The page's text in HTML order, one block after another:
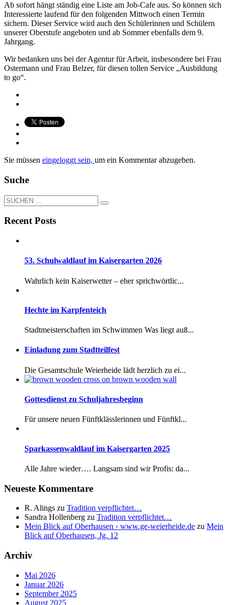
Ab sofort hängt ständig eine Liste am Job-Cafe aus. So können sich
Interessierte laufend für den folgenden Mittwoch einen Termin
sichern. Dieser Service wird auch den Schülerinnen und Schülern
unserer Oberstufe angeboten und ab Sommer ebenfalls dem 9.
Jahrgang.
Wir bedanken uns bei der Agentur für Arbeit, insbesondere bei Frau
Ostermann und Frau Belzer, für diesen tollen Service „Ausbildung
to go“.
Sie müssen eingeloggt sein, um ein Kommentar abzugeben.
Suche
Recent Posts
53. Schulwaldlauf im Kaisergarten 2026
Wahrlich kein Kaiserwetter – eher sprichwörtlic...
Hechte im Karpfenteich
Stadtmeisterschaften im Schwimmen Was liegt auß...
Einladung zum Stadtteilfest
Die Gesamtschule Weierheide lädt herzlich zu ei...
Gottesdienst zu Schuljahresbeginn
Für unsere neuen Fünftklässlerinnen und Fünftkl...
Sparkassenwaldlauf im Kaisergarten 2025
Alle Jahre wieder…. Langsam sind wir Profis: da...
Neueste Kommentare
R. Alings zu Tradition verpflichtet…
Sandra Hollenberg zu Tradition verpflichtet…
Mein Blick auf Oberhausen ‹ www.ge-weierheide.de zu Mein
Blick auf Oberhausen, Jg. 12
Archiv
Mai 2026
Januar 2026
September 2025
August 2025